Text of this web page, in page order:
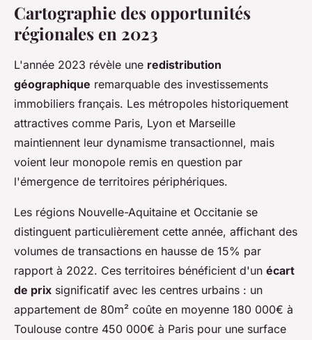
Cartographie des opportunités
régionales en 2023
L'année 2023 révèle une redistribution
géographique remarquable des investissements
immobiliers français. Les métropoles historiquement
attractives comme Paris, Lyon et Marseille
maintiennent leur dynamisme transactionnel, mais
voient leur monopole remis en question par
l'émergence de territoires périphériques.
Les régions Nouvelle-Aquitaine et Occitanie se
distinguent particulièrement cette année, affichant des
volumes de transactions en hausse de 15% par
rapport à 2022. Ces territoires bénéficient d'un écart
de prix significatif avec les centres urbains : un
appartement de 80m² coûte en moyenne 180 000€ à
Toulouse contre 450 000€ à Paris pour une surface